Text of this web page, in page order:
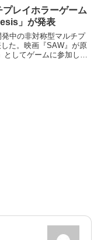
レイホラーゲーム
」が発表
中の非対称型マルチプ
た。映画『SAW』が原
としてゲームに参加し対